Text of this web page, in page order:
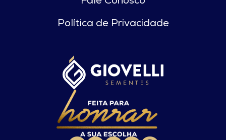
Política de Privacidade